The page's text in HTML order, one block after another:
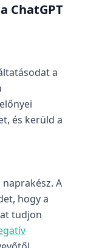
ChatGPT
a
és kerüld a
A
hogy a
tudjon